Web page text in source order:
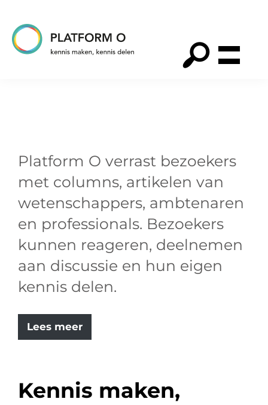
naar
de
hoofdnavigatie
naar
de
hoofd
naar
de
voettekst
Platform O verrast bezoekers
met columns, artikelen van
wetenschappers, ambtenaren
en professionals. Bezoekers
kunnen reageren, deelnemen
aan discussie en hun eigen
kennis delen.
Lees meer
Kennis maken,